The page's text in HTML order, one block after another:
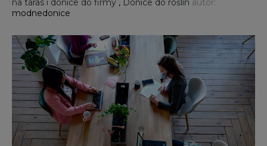
na taras i donice do firmy , Donice do roślin autor:
modnedonice